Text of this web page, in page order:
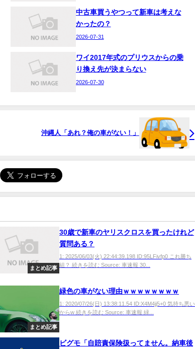
中古車買うやつって新車は考えな
かったの？
2026-07-31
ワイ2017年式のプリウスからの乗
り換え先が決まらない
2026-07-30
沖縄人「あれ？俺の車がない！」
まとめ記事
30歳で新車のヤリスクロスを買ったけれど
質問ある？
1: 2025/06/03(火) 22:44:39.198 ID:95LFivfp0 これ勝ち
組？ 続きを読む Source: 車速報 30...
まとめ記事
緑色の車がない理由ｗｗｗｗｗｗｗｗ
1: 2020/07/26(日) 13:38:11.54 ID:X4M4jj5+0 気持ち悪い
からw 続きを読む Source: 車速報 緑...
ビグモ「自賠責保険扱ってません。納車後